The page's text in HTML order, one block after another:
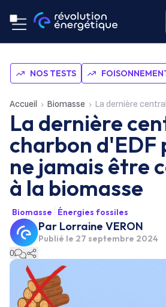
NOS TESTS
Accueil Biomasse La dernière centrale au charbon
La dernière
charbon
ne jamais être
à la biomasse
Biomasse Énergies fossiles
Par Lorraine VERON
Publié le 27 septembre 2024
0